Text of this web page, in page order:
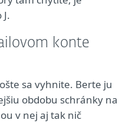
konte
sa vyhnite. Berte ju
obdobu schránky na
v nej aj tak nič